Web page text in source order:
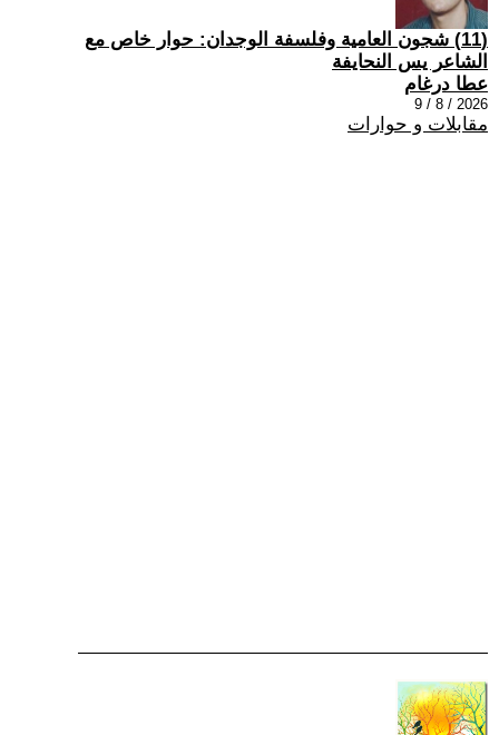
(11) شجون العامية وفلسفة الوجدان: حوار خاص مع
الشاعر يس النحايفة
عطا درغام
2026 / 8 / 9
مقابلات و حوارات